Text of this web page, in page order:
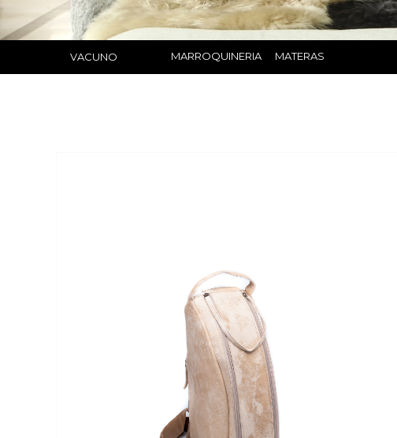
VACUNO MARROQUINERIA MATERAS